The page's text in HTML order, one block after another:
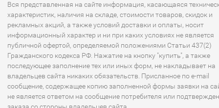
Вся представленная на сайте информация, касающаяся
характеристик, наличия на складе, стоимости товаров, скидок и
рекламных акций, а также условий доставки и оплаты, носит
информационный характер и ни при каких условиях не является
публичной офертой, определяемой положениями Статьи 437(2)
Гражданского кодекса РФ. Нажатие на кнопку "купить", а также
последующее заполнение тех или иных форм, не накладывает на
владельцев сайта никаких обязательств. Присланное по e-mail
сообщение, содержащее копию заполненной формы заявки на
не является ответом на сообщение потребителя или